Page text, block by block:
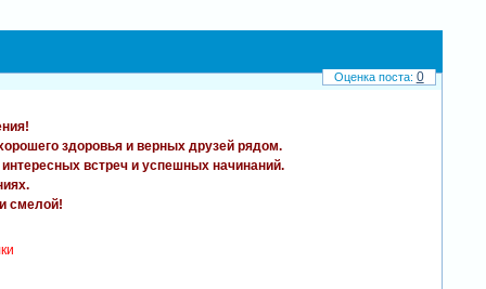
здоровья и верных друзей рядом.
встреч и успешных начинаний.
смелой!
0